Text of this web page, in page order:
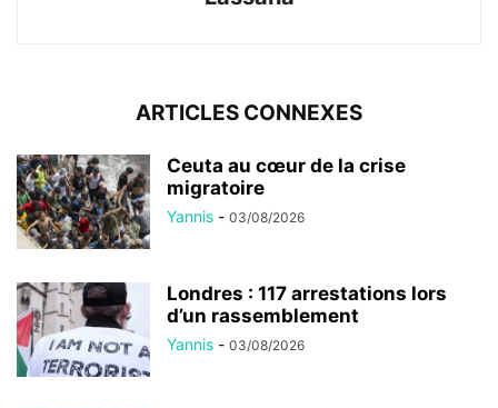
ARTICLES CONNEXES
Ceuta au cœur de la crise
migratoire
Yannis - 03/08/2026
Londres : 117 arrestations lors
d’un rassemblement
Yannis - 03/08/2026